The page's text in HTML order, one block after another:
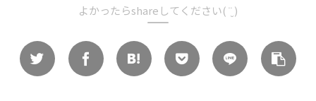
よかったらshareしてください( ¨̮ )